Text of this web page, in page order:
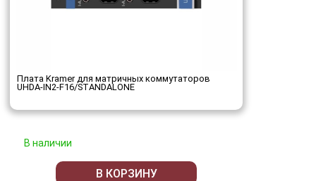
Плата Kramer для матричных коммутаторов
UHDA-IN2-F16/STANDALONE
В наличии
В КОРЗИНУ